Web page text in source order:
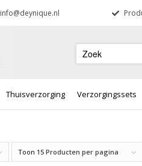
info@deynique.nl
Thuisverzorging Verzorgingssets
Toon 15 Producten per pagina